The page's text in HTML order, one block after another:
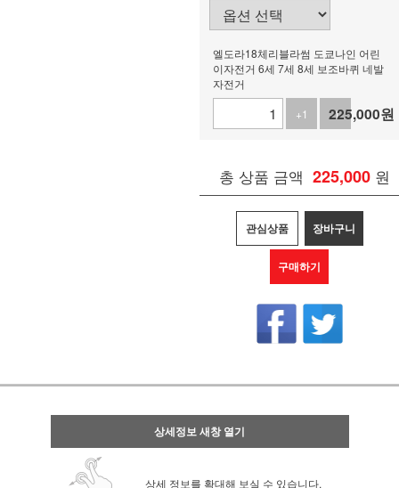
엘도라18체리블라썸 도쿄나인 어린
이자전거 6세 7세 8세 보조바퀴 네발
자전거
+1
-1
225,000원
총 상품 금액 225,000 원
관심상품 장바구니
구매하기
상세정보 새창 열기
상세 정보를 확대해 보실 수 있습니다.